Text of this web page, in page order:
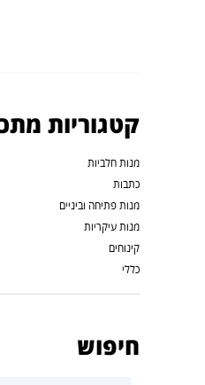
קטגוריות
מנות חלביות
כתבות
מנות פתיחה וביניים
מנות עיקריות
קינוחים
כללי
חיפוש